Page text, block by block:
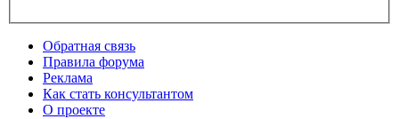
Обратная связь
Правила форума
Реклама
Как стать консультантом
О проекте